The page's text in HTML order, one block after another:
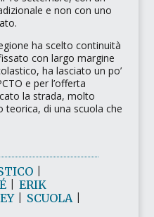
e non con uno
ha scelto continuità
con largo margine
ha lasciato un po’
e per l’offerta
la strada, molto
di una scuola che
|
| ERIK
| SCUOLA|